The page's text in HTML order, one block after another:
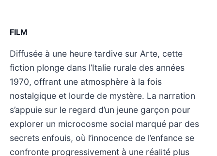
FILM
Diffusée à une heure tardive sur Arte, cette
fiction plonge dans l’Italie rurale des années
1970, offrant une atmosphère à la fois
nostalgique et lourde de mystère. La narration
s’appuie sur le regard d’un jeune garçon pour
explorer un microcosme social marqué par des
secrets enfouis, où l’innocence de l’enfance se
confronte progressivement à une réalité plus